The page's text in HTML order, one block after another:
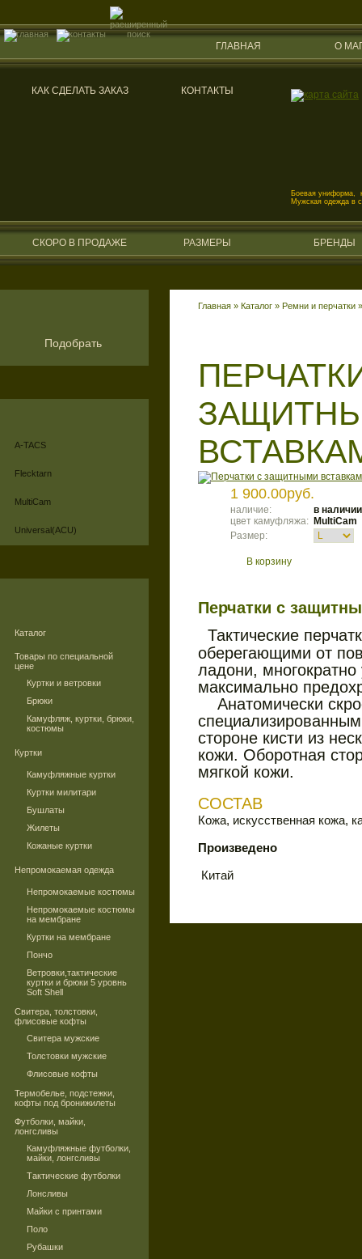
ГЛАВНАЯ О
КАК СДЕЛАТЬ ЗАКАЗ КОНТАКТЫ
Боевая униформа,
Мужская одежда в
СКОРО В ПРОДАЖЕ РАЗМЕРЫ БРЕНДЫ
Подобрать
A-TACS
Flecktarn
MultiCam
Universal(ACU)
Каталог
Товары по специальной
цене
Куртки и ветровки
Брюки
Камуфляж, куртки, брюки,
костюмы
Куртки
Камуфляжные куртки
Куртки милитари
Бушлаты
Жилеты
Кожаные куртки
Непромокаемая одежда
Непромокаемые костюмы
Непромокаемые костюмы
на мембране
Куртки на мембране
Пончо
Ветровки,тактические
куртки и брюки 5 уровнь
Soft Shell
Свитера, толстовки,
флисовые кофты
Свитера мужские
Толстовки мужские
Флисовые кофты
Термобелье, подстежки,
кофты под бронижилеты
Футболки, майки,
лонгсливы
Камуфляжные футболки,
майки, лонгсливы
Тактические футболки
Лонсливы
Майки с принтами
Поло
Рубашки
Главная » Каталог » Ремни и перчатки
1 900.00руб.
наличие:
в наличии
цвет камуфляжа: MultiCam
Размер:
В корзину
Перчатки с
Тактические
оберегающими от
ладони,
максимально
Анатомически
стороне кисти из
кожи. Оборотная
мягкой кожи.
СОСТАВ
Кожа, искусственная кожа,
Произведено
Китай